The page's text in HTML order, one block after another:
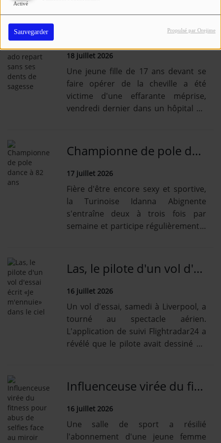
Activé
Sauvegarder Propulsé par Orejime
vendredi.
Venue pour sa cheville, une ado repart sans ses dents de sagesse
18 juillet 2026
Une jeune fille de 17 ans devant se
faire opérer de la cheville a été
victime d'une effarante méprise,
vendredi dernier dans un hôpital du
Championne de pole dance à 82 ans
17 juillet 2026
Fière d'être encore sexy et sportive,
la Turinoise Idanna Abignente
s'entraîne deux à trois fois par
semaine et participe régulièrement à
pourvu qu'on en ait la volonté.
Las, le pilote d'un vol d'essai écrit «Je m'ennuie» dans le ciel
16 juillet 2026
Un vol d'essai, samedi à Liverpool, a
tourné au spectacle aérien.
L'application de suivi Flightradar24 a
révélé que le pilote avait dessiné un
Influenceuse virée du fitness pour abus de selfies face au miroir
16 juillet 2026
Une salle de sport a résilié
l'abonnement d'une jeune femme